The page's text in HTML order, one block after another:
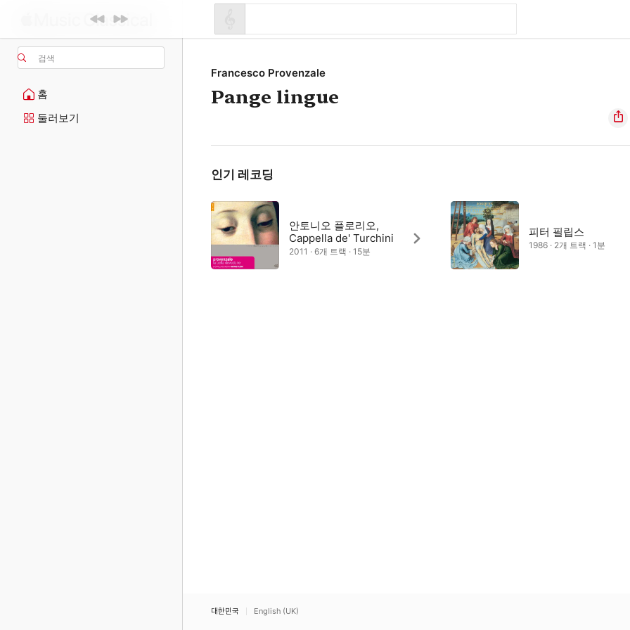
검색
홈
둘러보기
Francesco Provenzale
Pange lingue
인기 레코딩
안토니오 플로리오,
Cappella de' Turchini
2011 · 6개 트랙 · 15분
피터 필립스
1986 · 2개 트랙 · 1분
대한민국 English (UK)